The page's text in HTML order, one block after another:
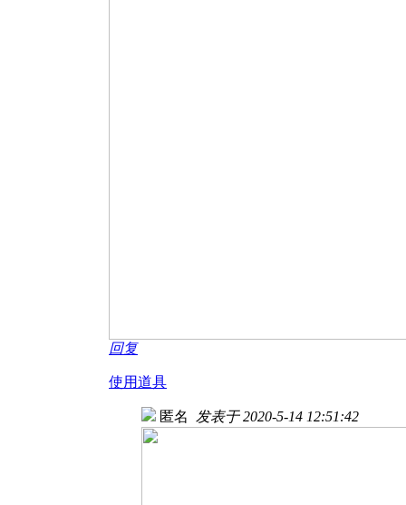
回复
使用道具
匿名 发表于 2020-5-14 12:51:42